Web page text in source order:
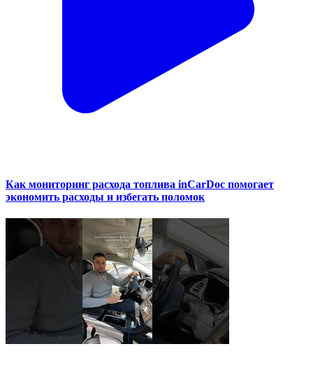
Как мониторинг расхода топлива inCarDoc помогает
экономить расходы и избегать поломок